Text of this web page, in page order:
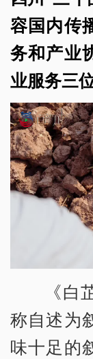
容国内传
务和产业
业服务三
《
称自述为
味十足的